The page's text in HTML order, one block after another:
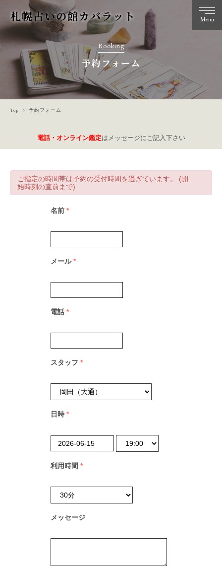
札幌占いの館カバラット Menu
Booking
予約フォーム
Top 予約フォーム
電話・オンライン鑑定はメッセージにご記入下さい
ご指定の時間帯は予約の受付時間を過ぎています。 (開
始時刻の直前まで)
名前 *
メール *
電話 *
スタッフ *
日時 *
利用時間 *
メッセージ